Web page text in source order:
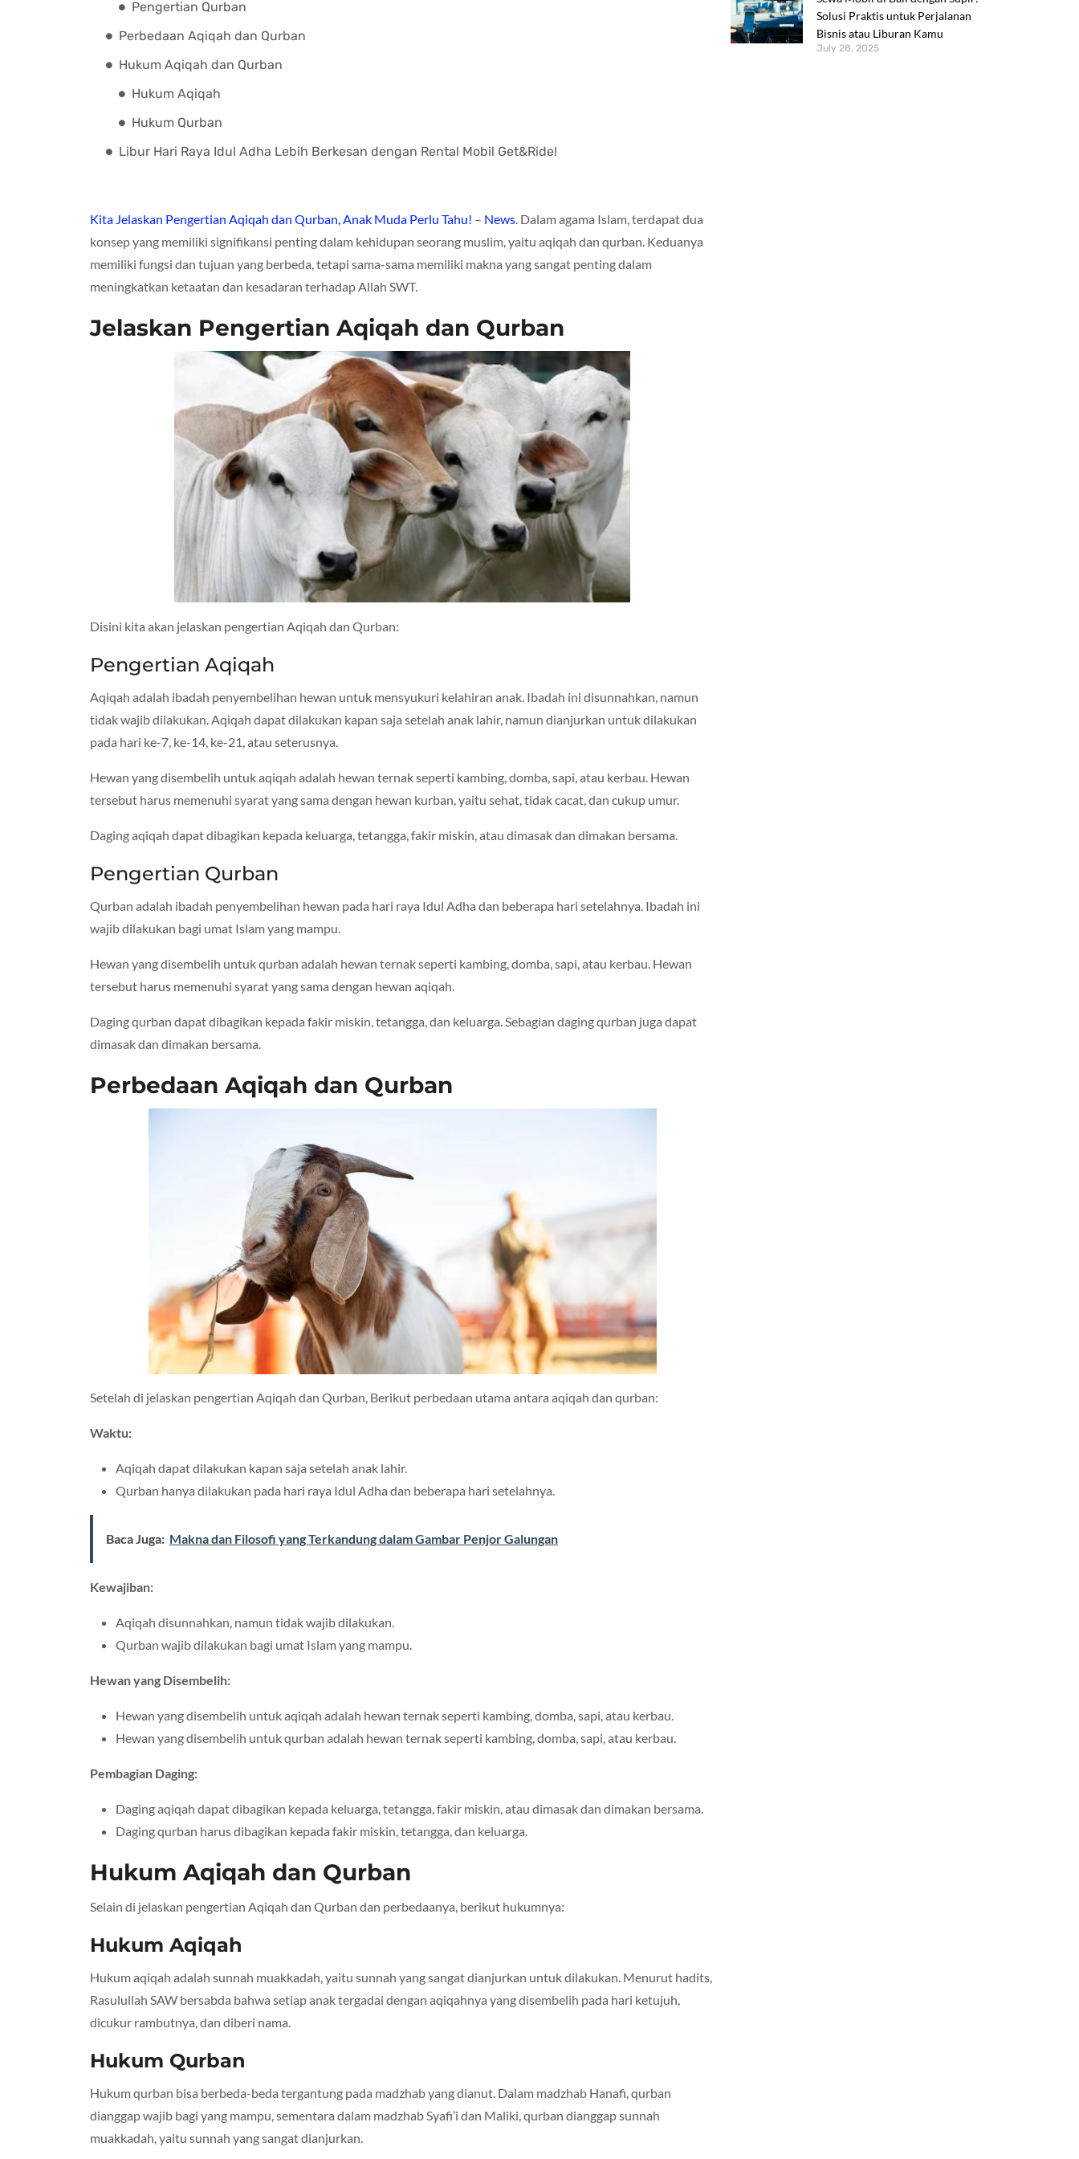
Pengertian Qurban
Perbedaan Aqiqah dan Qurban
Hukum Aqiqah dan Qurban
Hukum Aqiqah
Hukum Qurban
Libur Hari Raya Idul Adha Lebih Berkesan dengan Rental Mobil Get&Ride!
Kita Jelaskan Pengertian Aqiqah dan Qurban, Anak Muda Perlu Tahu! – News. Dalam agama Islam, terdapat dua
konsep yang memiliki signifikansi penting dalam kehidupan seorang muslim, yaitu aqiqah dan qurban. Keduanya
memiliki fungsi dan tujuan yang berbeda, tetapi sama-sama memiliki makna yang sangat penting dalam
meningkatkan ketaatan dan kesadaran terhadap Allah SWT.
Jelaskan Pengertian Aqiqah dan Qurban
Disini kita akan jelaskan pengertian Aqiqah dan Qurban:
Pengertian Aqiqah
Aqiqah adalah ibadah penyembelihan hewan untuk mensyukuri kelahiran anak. Ibadah ini disunnahkan, namun
tidak wajib dilakukan. Aqiqah dapat dilakukan kapan saja setelah anak lahir, namun dianjurkan untuk dilakukan
pada hari ke-7, ke-14, ke-21, atau seterusnya.
Hewan yang disembelih untuk aqiqah adalah hewan ternak seperti kambing, domba, sapi, atau kerbau. Hewan
tersebut harus memenuhi syarat yang sama dengan hewan kurban, yaitu sehat, tidak cacat, dan cukup umur.
Daging aqiqah dapat dibagikan kepada keluarga, tetangga, fakir miskin, atau dimasak dan dimakan bersama.
Pengertian Qurban
Qurban adalah ibadah penyembelihan hewan pada hari raya Idul Adha dan beberapa hari setelahnya. Ibadah ini
wajib dilakukan bagi umat Islam yang mampu.
Hewan yang disembelih untuk qurban adalah hewan ternak seperti kambing, domba, sapi, atau kerbau. Hewan
tersebut harus memenuhi syarat yang sama dengan hewan aqiqah.
Daging qurban dapat dibagikan kepada fakir miskin, tetangga, dan keluarga. Sebagian daging qurban juga dapat
dimasak dan dimakan bersama.
Perbedaan Aqiqah dan Qurban
Setelah di jelaskan pengertian Aqiqah dan Qurban, Berikut perbedaan utama antara aqiqah dan qurban:
Waktu:
Aqiqah dapat dilakukan kapan saja setelah anak lahir.
Qurban hanya dilakukan pada hari raya Idul Adha dan beberapa hari setelahnya.
Baca Juga: Makna dan Filosofi yang Terkandung dalam Gambar Penjor Galungan
Kewajiban:
Aqiqah disunnahkan, namun tidak wajib dilakukan.
Qurban wajib dilakukan bagi umat Islam yang mampu.
Hewan yang Disembelih:
Hewan yang disembelih untuk aqiqah adalah hewan ternak seperti kambing, domba, sapi, atau kerbau.
Hewan yang disembelih untuk qurban adalah hewan ternak seperti kambing, domba, sapi, atau kerbau.
Pembagian Daging:
Daging aqiqah dapat dibagikan kepada keluarga, tetangga, fakir miskin, atau dimasak dan dimakan bersama.
Daging qurban harus dibagikan kepada fakir miskin, tetangga, dan keluarga.
Hukum Aqiqah dan Qurban
Selain di jelaskan pengertian Aqiqah dan Qurban dan perbedaanya, berikut hukumnya:
Hukum Aqiqah
Hukum aqiqah adalah sunnah muakkadah, yaitu sunnah yang sangat dianjurkan untuk dilakukan. Menurut hadits,
Rasulullah SAW bersabda bahwa setiap anak tergadai dengan aqiqahnya yang disembelih pada hari ketujuh,
dicukur rambutnya, dan diberi nama.
Hukum Qurban
Hukum qurban bisa berbeda-beda tergantung pada madzhab yang dianut. Dalam madzhab Hanafi, qurban
dianggap wajib bagi yang mampu, sementara dalam madzhab Syafi’i dan Maliki, qurban dianggap sunnah
muakkadah, yaitu sunnah yang sangat dianjurkan.
Solusi Praktis untuk Perjalanan
Bisnis atau Liburan Kamu
July 28, 2025